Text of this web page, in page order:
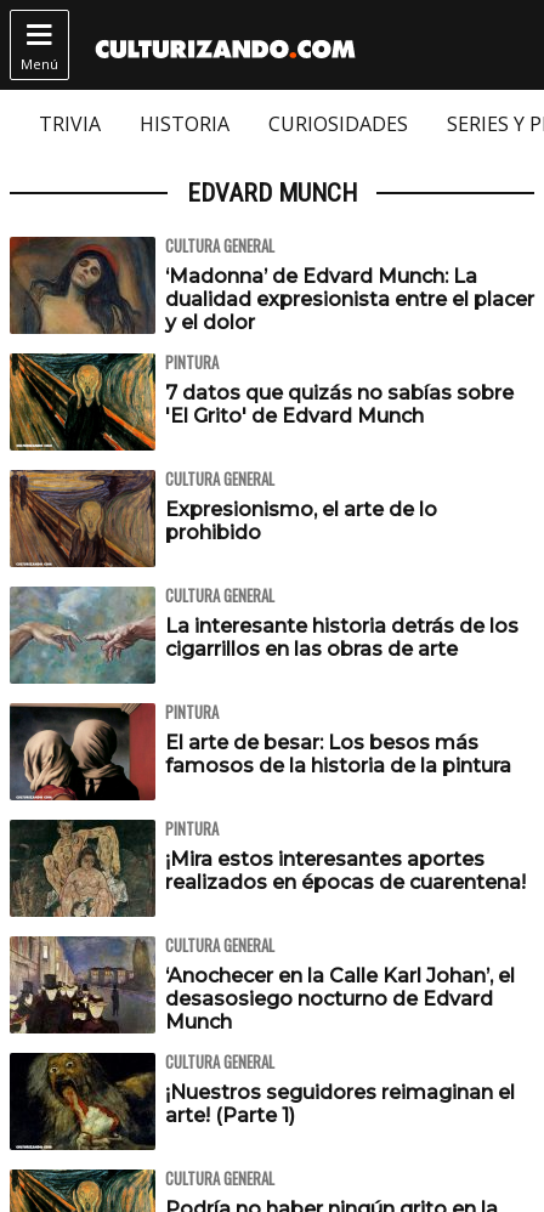

Menú
TRIVIA HISTORIA CURIOSIDADES SERIES Y
EDVARD MUNCH
CULTURA GENERAL
‘Madonna’ de Edvard Munch: La
dualidad expresionista entre el placer
y el dolor
PINTURA
7 datos que quizás no sabías sobre
'El Grito' de Edvard Munch
CULTURA GENERAL
Expresionismo, el arte de lo
prohibido
CULTURA GENERAL
La interesante historia detrás de los
cigarrillos en las obras de arte
PINTURA
El arte de besar: Los besos más
famosos de la historia de la pintura
PINTURA
¡Mira estos interesantes aportes
realizados en épocas de cuarentena!
CULTURA GENERAL
‘Anochecer en la Calle Karl Johan’, el
desasosiego nocturno de Edvard
Munch
CULTURA GENERAL
¡Nuestros seguidores reimaginan el
arte! (Parte 1)
CULTURA GENERAL